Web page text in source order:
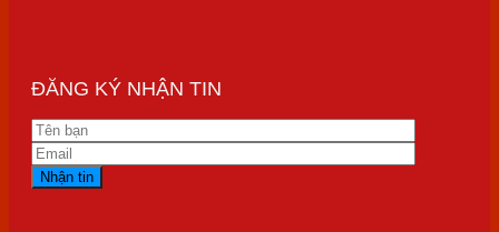
ĐĂNG KÝ NHẬN TIN